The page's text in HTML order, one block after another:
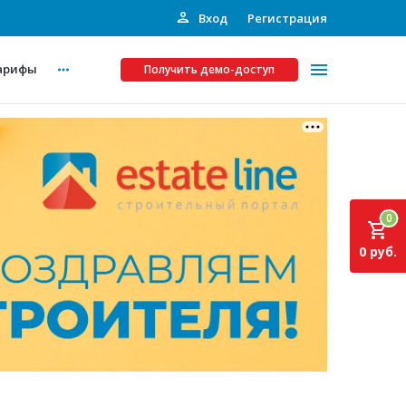
Вход Регистрация
Получить демо-доступ
Платные услуги
Рекламодателям
Инвестпроекты
Подписка на Базу
0
0 руб.